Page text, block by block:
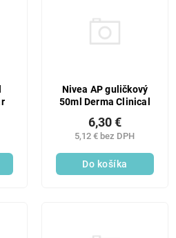
Nivea AP guličkový
50ml Derma Clinical
5,12 € bez DPH
6,30 €
Do košíka